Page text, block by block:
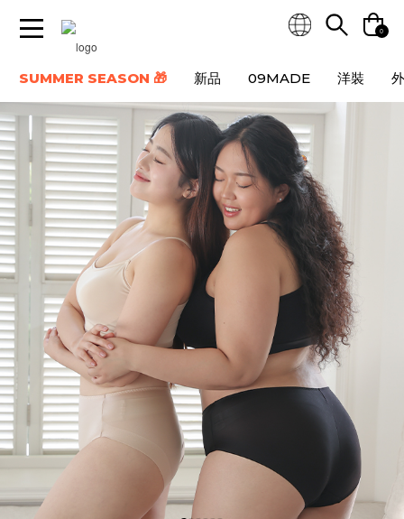
0
SUMMER SEASON 🎁 新品 09MADE 洋裝